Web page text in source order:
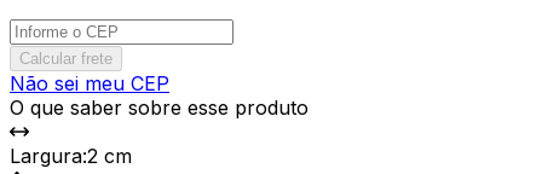
Calcular frete
Não sei meu CEP
O que saber sobre esse produto
Largura:2 cm